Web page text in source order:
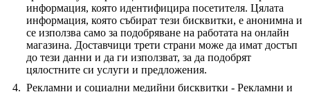
информация, която идентифицира посетителя. Цялата
информация, която събират тези бисквитки, е анонимна и
се използва само за подобряване на работата на онлайн
магазина. Доставчици трети страни може да имат достъп
до тези данни и да ги използват, за да подобрят
цялостните си услуги и предложения.
Рекламни и социални медийни бисквитки - Рекламни и